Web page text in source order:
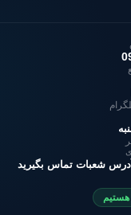
شعبات تماس بگیرید
هستیم